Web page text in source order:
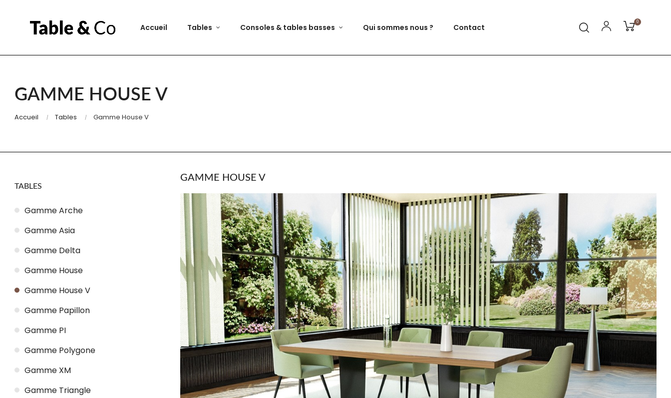
Accueil Tables Consoles & tables basses Qui sommes nous ? Contact
0
GAMME HOUSE V
Accueil Tables Gamme House V
TABLES
Gamme Arche
Gamme Asia
Gamme Delta
Gamme House
Gamme House V
Gamme Papillon
Gamme PI
Gamme Polygone
Gamme XM
Gamme Triangle
GAMME HOUSE V